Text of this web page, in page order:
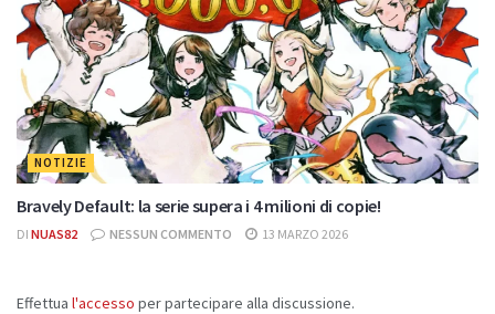
NOTIZIE
Bravely Default: la serie supera i 4 milioni di copie!
DI NUAS82 NESSUN COMMENTO 13 MARZO 2026
Effettua l'accesso per partecipare alla discussione.